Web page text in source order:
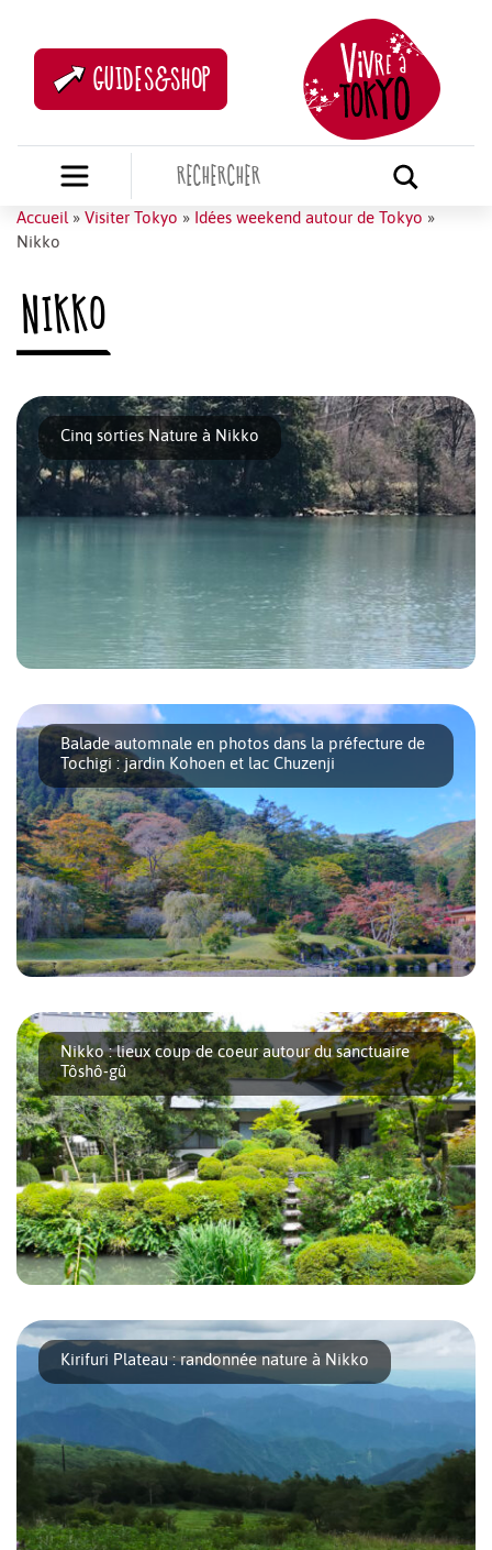
GUIDES&SHOP
Accueil » Visiter Tokyo » Idées weekend autour de Tokyo »
Nikko
NIKKO
Cinq sorties Nature à Nikko
sanctuaires. Mais si vous êtes un [...]
Balade automnale en photos dans la préfecture de
Tochigi : jardin Kohoen et lac Chuzenji
de Tokyo. L’occasion de vous [...]
Nikko : lieux coup de coeur autour du sanctuaire
Tôshô-gû
sanctuaire Tôshô-gû et ses [...]
Kirifuri Plateau : randonnée nature à Nikko